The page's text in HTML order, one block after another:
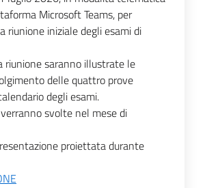
Microsoft Teams, per
riunione iniziale degli esami di
riunione saranno illustrate le
delle quattro prove
degli esami.
svolte nel mese di
proiettata durante